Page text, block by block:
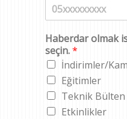
Haberdar olmak
seçin.*
İndirimler/
Eğitimler
Teknik Bülten
Etkinlikler